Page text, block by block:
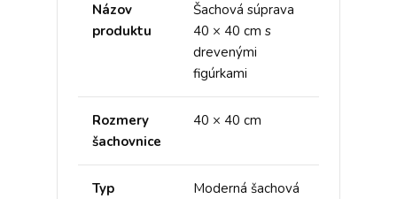
Názov
produktu
Šachová súprava
40 × 40 cm s
drevenými
figúrkami
Rozmery
šachovnice
40 × 40 cm
Typ
Moderná šachová